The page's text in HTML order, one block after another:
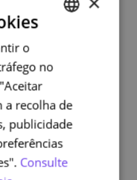
avaliação e ter
posto de trabalho
ENGLISH
o
no
a recolha de
publicidade
Consulte